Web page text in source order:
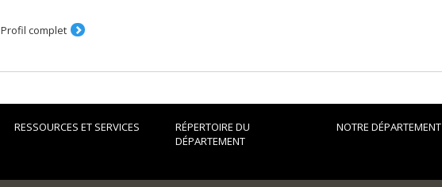
Profil complet
RESSOURCES ET SERVICES
RÉPERTOIRE DU
DÉPARTEMENT
NOTRE DÉPARTEMENT